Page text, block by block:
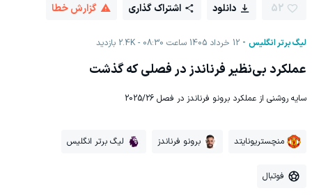
لیگ برتر انگلیس 12 خرداد 1405 ساعت 08:30 2.4K بازدید
52 دانلود اشتراک گذاری گزارش خطا
عملکرد بی‌نظیر فرناندز در فصلی که گذشت
سایه روشنی از عملکرد برونو فرناندز در فصل 2025/26
منچستریونایتد برونو فرناندز لیگ برتر انگلیس
فوتبال